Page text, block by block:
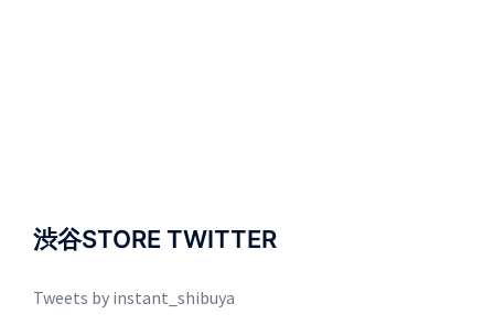
渋谷STORE TWITTER
Tweets by instant_shibuya